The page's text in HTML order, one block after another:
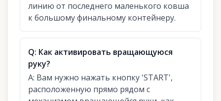
линию от последнего маленького ковша
к большому финальному контейнеру.
Q: Как активировать вращающуюся
руку?
A: Вам нужно нажать кнопку 'START',
расположенную прямо рядом с